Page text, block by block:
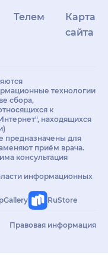
Телемедицина
Карта
сайта
технологии
сбора,
к
находящихся
предназначены для
приём врача.
консультация
информационных
RuStore
Правовая информация